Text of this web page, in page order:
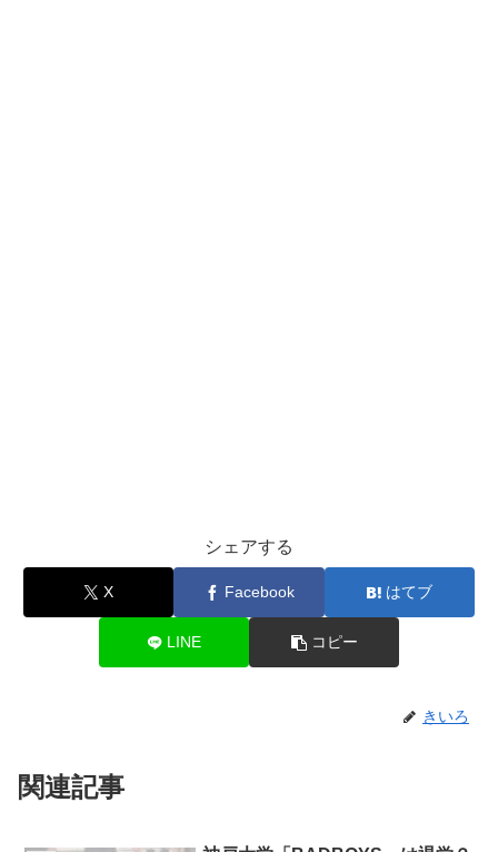
シェアする
X Facebook はてブ
LINE コピー
きいろ
関連記事